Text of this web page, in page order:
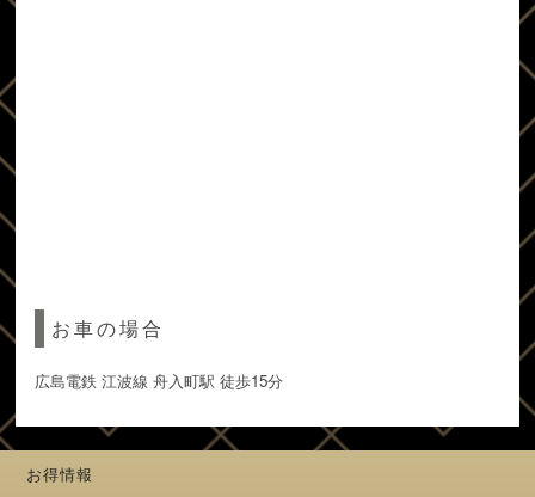
お車の場合
広島電鉄 江波線 舟入町駅 徒歩15分
お得情報